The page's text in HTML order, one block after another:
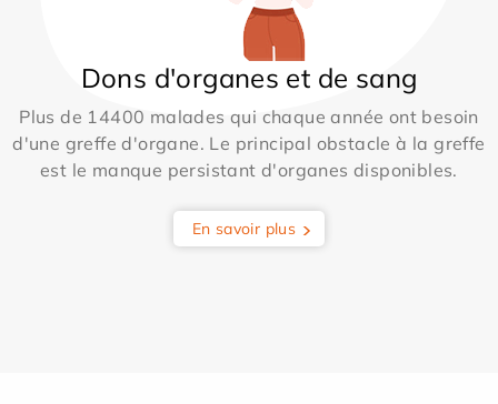
Dons d'organes et de sang
Plus de 14400 malades qui chaque année ont besoin
d'une greffe d'organe. Le principal obstacle à la greffe
est le manque persistant d'organes disponibles.
En savoir plus